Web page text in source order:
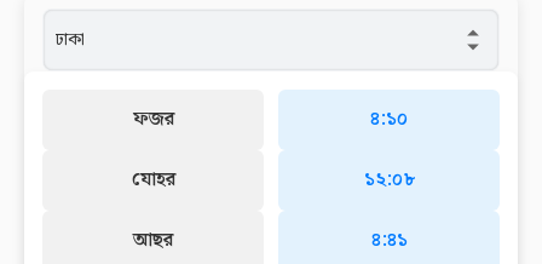
ফজর
যোহর
আছর
৪:১০
১২:০৮
৪:৪১